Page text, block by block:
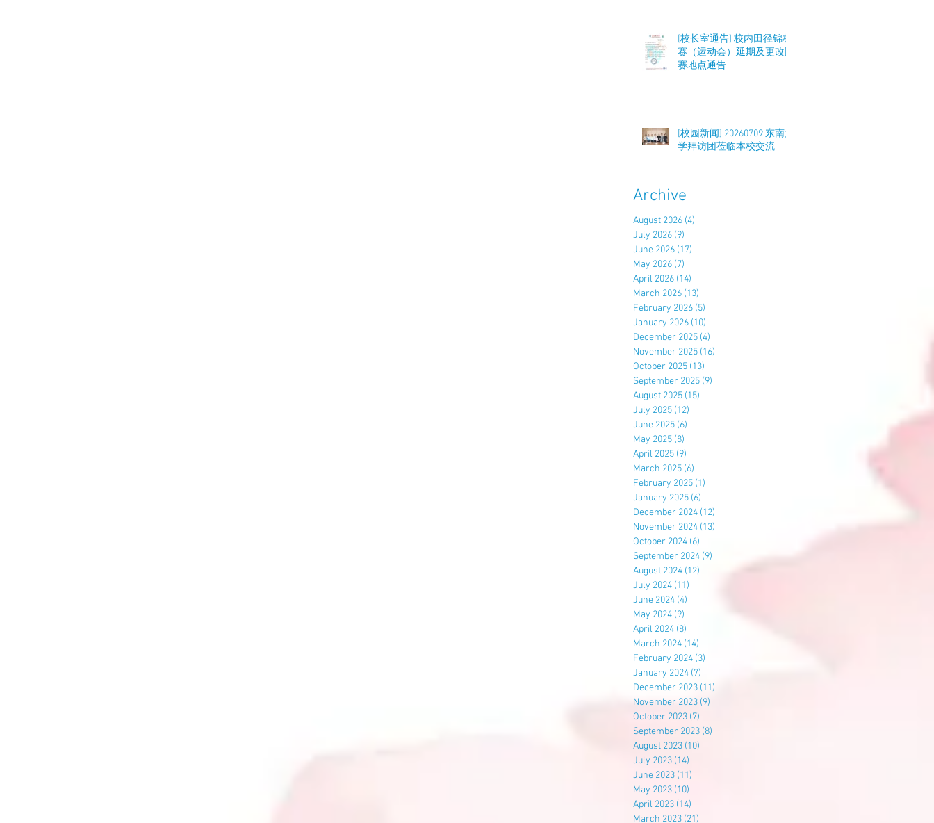
[校长室通告] 校内田径锦标
赛（运动会）延期及更改比
赛地点通告
[校园新闻] 20260709 东南大
学拜访团莅临本校交流
Archive
August 2026 (4)
July 2026 (9)
June 2026 (17)
May 2026 (7)
April 2026 (14)
March 2026 (13)
February 2026 (5)
January 2026 (10)
December 2025 (4)
November 2025 (16)
October 2025 (13)
September 2025 (9)
August 2025 (15)
July 2025 (12)
June 2025 (6)
May 2025 (8)
April 2025 (9)
March 2025 (6)
February 2025 (1)
January 2025 (6)
December 2024 (12)
November 2024 (13)
October 2024 (6)
September 2024 (9)
August 2024 (12)
July 2024 (11)
June 2024 (4)
May 2024 (9)
April 2024 (8)
March 2024 (14)
February 2024 (3)
January 2024 (7)
December 2023 (11)
November 2023 (9)
October 2023 (7)
September 2023 (8)
August 2023 (10)
July 2023 (14)
June 2023 (11)
May 2023 (10)
April 2023 (14)
March 2023 (21)